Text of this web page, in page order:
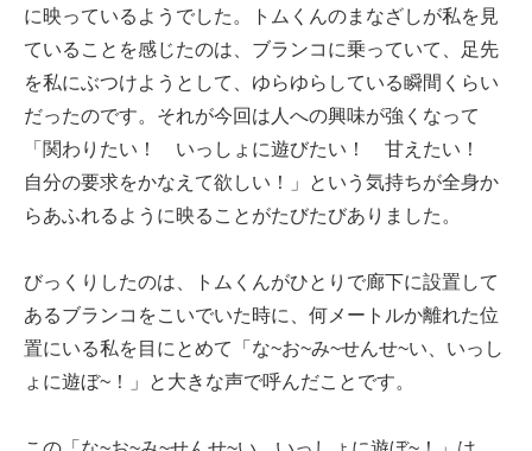
に映っているようでした。トムくんのまなざしが私を見
ていることを感じたのは、ブランコに乗っていて、足先
を私にぶつけようとして、ゆらゆらしている瞬間くらい
だったのです。それが今回は人への興味が強くなって
「関わりたい！ いっしょに遊びたい！ 甘えたい！
自分の要求をかなえて欲しい！」という気持ちが全身か
らあふれるように映ることがたびたびありました。
びっくりしたのは、トムくんがひとりで廊下に設置して
あるブランコをこいでいた時に、何メートルか離れた位
置にいる私を目にとめて「な~お~み~せんせ~い、いっし
ょに遊ぼ~！」と大きな声で呼んだことです。